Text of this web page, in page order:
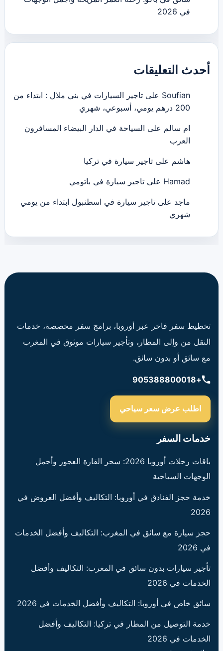
في 2026
أحدث التعليقات
Soufian على تاجير السيارات في بني ملال : ابتداء من
200 درهم يومي، أسبوعي، شهري
ام سالم على السياحة في الدار البيضاء المسافرون
العرب
هاشم على تاجير سيارة في تركيا
Hamad على تاجير سيارة في باتومي
ماجد على تاجير سيارة في اسطنبول ابتداء من يومي
شهري
تخطيط سفر فاخر عبر أوروبا، برامج سفر مخصصة، خدمات
النقل من وإلى المطار، وتأجير سيارات موثوق في المغرب
مع سائق أو بدون سائق.
+905388800018
اطلب عرض سعر سياحي
خدمات السفر
باقات رحلات أوروبا 2026: سحر القارة العجوز وأجمل
الوجهات السياحية
خدمة حجز الفنادق في أوروبا: التكاليف وأفضل العروض في
2026
حجز سيارة مع سائق في المغرب: التكاليف وأفضل الخدمات
في 2026
تأجير سيارات بدون سائق في المغرب: التكاليف وأفضل
الخدمات في 2026
سائق خاص في أوروبا: التكاليف وأفضل الخدمات في 2026
خدمة التوصيل من المطار في تركيا: التكاليف وأفضل
الخدمات في 2026